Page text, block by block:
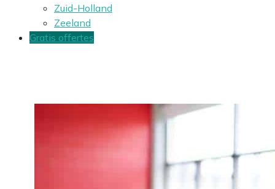
Zuid-Holland
Zeeland
Gratis offertes